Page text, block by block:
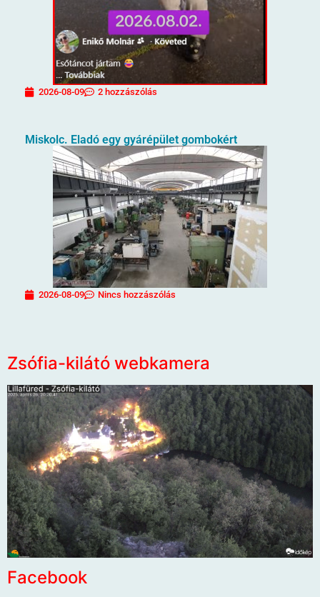
2026-08-09 2 hozzászólás
Miskolc. Eladó egy gyárépület gombokért
2026-08-09 Nincs hozzászólás
Zsófia-kilátó webkamera
Facebook